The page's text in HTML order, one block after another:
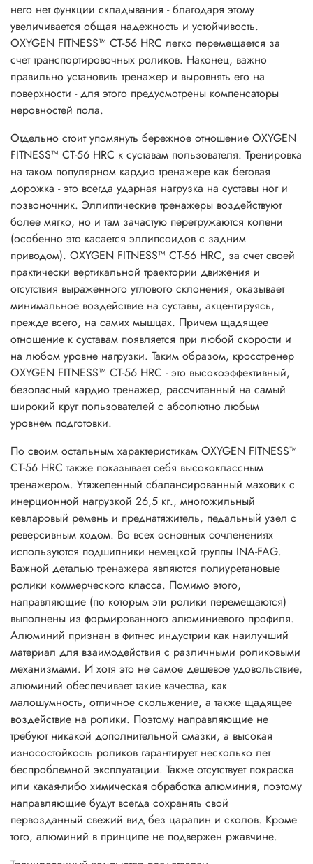
него нет функции складывания - благодаря этому
увеличивается общая надежность и устойчивость.
OXYGEN FITNESS™ CT-56 НRС легко перемещается за
счет транспортировочных роликов. Наконец, важно
правильно установить тренажер и выровнять его на
поверхности - для этого предусмотрены компенсаторы
неровностей пола.
Отдельно стоит упомянуть бережное отношение OXYGEN
FITNESS™ СТ-56 НRС к суставам пользователя. Тренировка
на таком популярном кардио тренажере как беговая
дорожка - это всегда ударная нагрузка на суставы ног и
позвоночник. Эллиптические тренажеры воздействуют
более мягко, но и там зачастую перегружаются колени
(особенно это касается эллипсоидов с задним
приводом). OXYGEN FITNESS™ СТ-56 НRС, за счет своей
практически вертикальной траектории движения и
отсутствия выраженного углового склонения, оказывает
минимальное воздействие на суставы, акцентируясь,
прежде всего, на самих мышцах. Причем щадящее
отношение к суставам появляется при любой скорости и
на любом уровне нагрузки. Таким образом, кросстренер
OXYGEN FITNESS™ СТ-56 НRС - это высокоэффективный,
безопасный кардио тренажер, рассчитанный на самый
широкий круг пользователей с абсолютно любым
уровнем подготовки.
По своим остальным характеристикам OXYGEN FITNESS™
СТ-56 НRС также показывает себя высококлассным
тренажером. Утяжеленный сбалансированный маховик c
инерционной нагрузкой 26,5 кг., многожильный
кевларовый ремень и преднатяжитель, педальный узел с
реверсивным ходом. Во всех основных сочленениях
используются подшипники немецкой группы INA-FAG.
Важной деталью тренажера являются полиуретановые
ролики коммерческого класса. Помимо этого,
направляющие (по которым эти ролики перемещаются)
выполнены из формированного алюминиевого профиля.
Алюминий признан в фитнес индустрии как наилучший
материал для взаимодействия с различными роликовыми
механизмами. И хотя это не самое дешевое удовольствие,
алюминий обеспечивает такие качества, как
малошумность, отличное скольжение, а также щадящее
воздействие на ролики. Поэтому направляющие не
требуют никакой дополнительной смазки, а высокая
износостойкость роликов гарантирует несколько лет
беспроблемной эксплуатации. Также отсутствует покраска
или какая-либо химическая обработка алюминия, поэтому
направляющие будут всегда сохранять свой
первозданный свежий вид без царапин и сколов. Кроме
того, алюминий в принципе не подвержен ржавчине.